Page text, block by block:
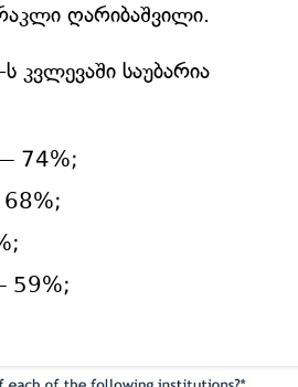
ღარიბაშვილი.
ს კვლევაში საუბარია
74%;
68%;
59%;